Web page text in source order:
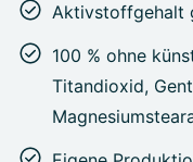
Aktivstoffgehalt
100 % ohne
Titandioxid,